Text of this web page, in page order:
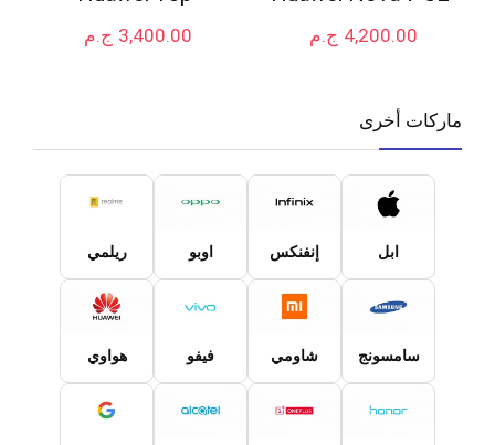
ج.م 4,200.00 ج.م 3,400.00
ماركات أخرى
ابل إنفنكس اوبو ريلمي
سامسونج شاومي فيفو هواوي